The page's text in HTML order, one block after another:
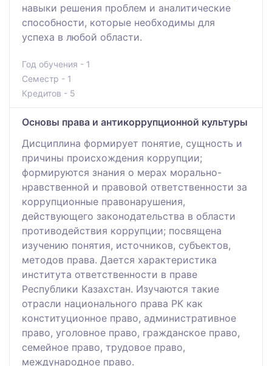
навыки решения проблем и аналитические
способности, которые необходимы для
успеха в любой области.
Год обучения - 1
Семестр - 1
Кредитов - 5
Основы права и антикоррупционной культуры
Дисциплина формирует понятие, сущность и
причины происхождения коррупции;
формируются знания о мерах морально-
нравственной и правовой ответственности за
коррупционные правонарушения,
действующего законодательства в области
противодействия коррупции; посвящена
изучению понятия, источников, субъектов,
методов права. Дается характеристика
института ответственности в праве
Республики Казахстан. Изучаются такие
отрасли национального права РК как
конституционное право, административное
право, уголовное право, гражданское право,
семейное право, трудовое право,
международное право.